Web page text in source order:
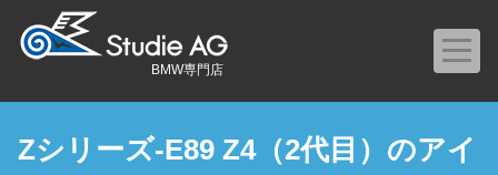
BMW専門店
Zシリーズ-E89 Z4（2代目）のアイ